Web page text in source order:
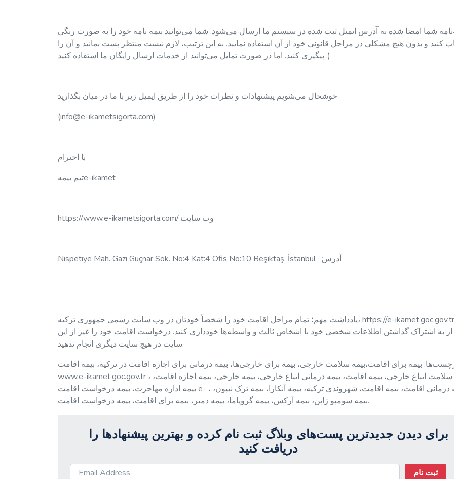
شما امضا شده به آدرس ایمیل ثبت شده در سیستم ما ارسال می‌شود. شما می‌توانید بیمه نامه خود را به صورت رنگی
کنید و بدون هیچ مشکلی در مراحل قانونی خود از آن استفاده نمایید. به این ترتیب، لازم نیست منتظر پست بمانید و آن را
پیگیری کنید. اما در صورت تمایل می‌توانید از خدمات ارسال رایگان ما استفاده کنید :)
(info@e-ikametsigorta.com)
با احترام
تیم بیمهe-ikamet
https://www.e-ikametsigorta.com/ وب سایت׃
Nispetiye Mah. Gazi Güçnar Sok. No:4 Kat:4 Ofis No:10 Beşiktaş, İstanbul آدرس׃
یادداشت مهم؛ تمام مراحل اقامت خود را شخصاً خودتان در وب سایت رسمی جمهوری ترکیه، https://e-ikamet.goc.gov.tr/ انجام
از به اشتراک‌ گذاشتن اطلاعات شخصی خود با اشخاص ثالث و واسطه‌ها خودداری کنید. درخواست اقامت خود را غیر از این
سایت در هیچ سایت دیگری انجام ندهید.
بیمه برای اقامت،بیمه سلامت خارجی، بیمه برای خارجی‌ها، بیمه درمانی برای اجازه اقامت در ترکیه، بیمه اقامت،
www.e-ikamet.goc.gov.tr ، بیمه سلامت اتباع خارجی، بیمه اقامت، بیمه درمانی اتباع خارجی، بیمه خارجی، بیمه اجازه اقامت،
بیمه اداره مهاجرت، بیمه درخواست اقامت e- ، بیمه درمانی اقامت، بیمه اقامت، شهروندی ترکیه، بیمه آنکارا، بیمه ترک نیپون،
بیمه سومپو ژاپن، بیمه آرکس، بیمه گروپاما، بیمه دمیر، بیمه برای اقامت، بیمه درخواست اقامت.
برای دیدن جدیدترین پست‌های وبلاگ ثبت نام کرده و بهترین پیشنهادها را
دریافت کنید
ثبت نام